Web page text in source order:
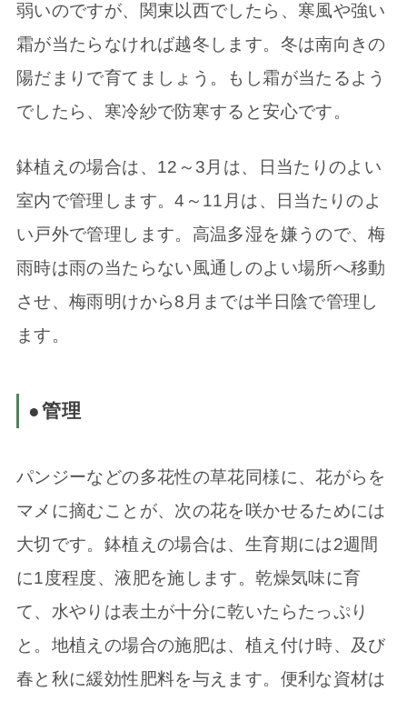
弱いのですが、関東以西でしたら、寒風や強い
霜が当たらなければ越冬します。冬は南向きの
陽だまりで育てましょう。もし霜が当たるよう
でしたら、寒冷紗で防寒すると安心です。
鉢植えの場合は、12～3月は、日当たりのよい
室内で管理します。4～11月は、日当たりのよ
い戸外で管理します。高温多湿を嫌うので、梅
雨時は雨の当たらない風通しのよい場所へ移動
させ、梅雨明けから8月までは半日陰で管理し
ます。
●管理
パンジーなどの多花性の草花同様に、花がらを
マメに摘むことが、次の花を咲かせるためには
大切です。鉢植えの場合は、生育期には2週間
に1度程度、液肥を施します。乾燥気味に育
て、水やりは表土が十分に乾いたらたっぷり
と。地植えの場合の施肥は、植え付け時、及び
春と秋に緩効性肥料を与えます。便利な資材は